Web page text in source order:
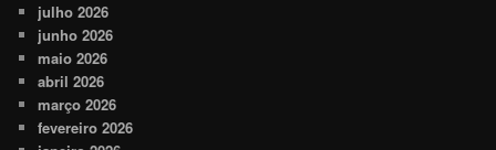
julho 2026
junho 2026
maio 2026
abril 2026
março 2026
fevereiro 2026